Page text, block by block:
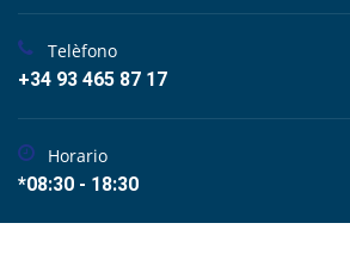
Telèfono
+34 93 465 87 17
Horario
*08:30 - 18:30